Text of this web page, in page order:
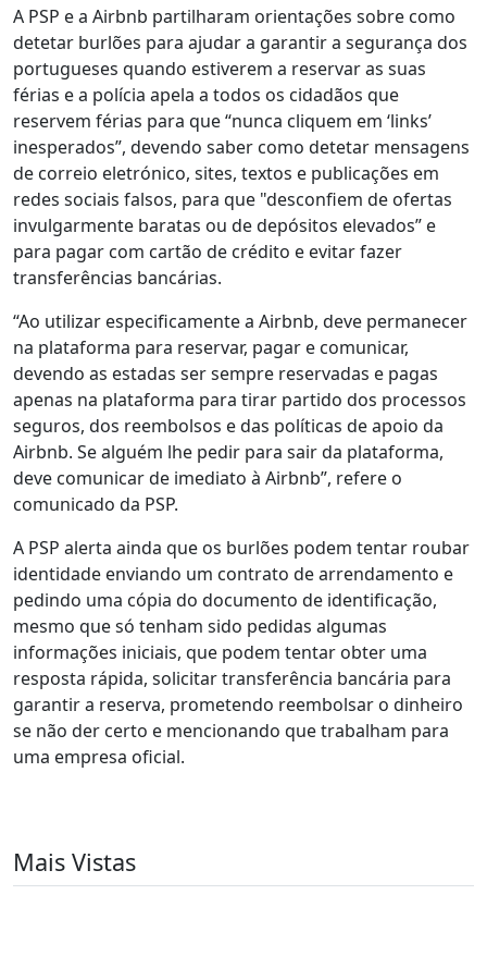
A PSP e a Airbnb partilharam orientações sobre como
detetar burlões para ajudar a garantir a segurança dos
portugueses quando estiverem a reservar as suas
férias e a polícia apela a todos os cidadãos que
reservem férias para que “nunca cliquem em ‘links’
inesperados”, devendo saber como detetar mensagens
de correio eletrónico, sites, textos e publicações em
redes sociais falsos, para que "desconfiem de ofertas
invulgarmente baratas ou de depósitos elevados” e
para pagar com cartão de crédito e evitar fazer
transferências bancárias.
“Ao utilizar especificamente a Airbnb, deve permanecer
na plataforma para reservar, pagar e comunicar,
devendo as estadas ser sempre reservadas e pagas
apenas na plataforma para tirar partido dos processos
seguros, dos reembolsos e das políticas de apoio da
Airbnb. Se alguém lhe pedir para sair da plataforma,
deve comunicar de imediato à Airbnb”, refere o
comunicado da PSP.
A PSP alerta ainda que os burlões podem tentar roubar
identidade enviando um contrato de arrendamento e
pedindo uma cópia do documento de identificação,
mesmo que só tenham sido pedidas algumas
informações iniciais, que podem tentar obter uma
resposta rápida, solicitar transferência bancária para
garantir a reserva, prometendo reembolsar o dinheiro
se não der certo e mencionando que trabalham para
uma empresa oficial.
Mais Vistas